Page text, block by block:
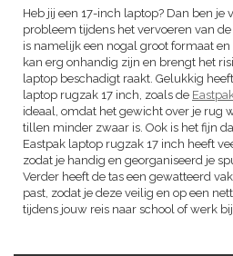
Heb jij een 17-inch laptop? Dan ben je
probleem tijdens het vervoeren van
is namelijk een nogal groot formaat
kan erg onhandig zijn en brengt het
laptop beschadigt raakt. Gelukkig
laptop rugzak 17 inch, zoals de
ideaal, omdat het gewicht over je rug
tillen minder zwaar is. Ook is het fijn
Eastpak laptop rugzak 17 inch heeft
zodat je handig en georganiseerd je
Verder heeft de tas een gewatteerd
past, zodat je deze veilig en op een
tijdens jouw reis naar school of werk